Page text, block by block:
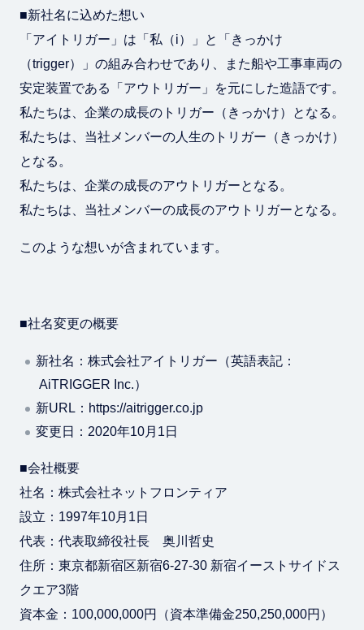
■新社名に込めた想い
「アイトリガー」は「私（i）」と「きっかけ
（trigger）」の組み合わせであり、また船や工事車両の
安定装置である「アウトリガー」を元にした造語です。
私たちは、企業の成長のトリガー（きっかけ）となる。
私たちは、当社メンバーの人生のトリガー（きっかけ）
となる。
私たちは、企業の成長のアウトリガーとなる。
私たちは、当社メンバーの成長のアウトリガーとなる。
このような想いが含まれています。
■社名変更の概要
新社名：株式会社アイトリガー（英語表記：
AiTRIGGER Inc.）
新URL：https://aitrigger.co.jp
変更日：2020年10月1日
■会社概要
社名：株式会社ネットフロンティア
設立：1997年10月1日
代表：代表取締役社長 奥川哲史
住所：東京都新宿区新宿6-27-30 新宿イーストサイドス
クエア3階
資本金：100,000,000円（資本準備金250,250,000円）